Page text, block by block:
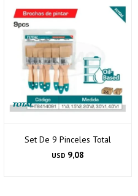
Set De 9 Pinceles Total
USD 9,08